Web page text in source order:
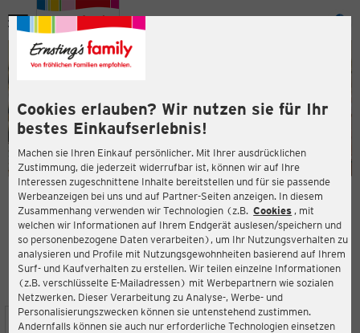
Cookies erlauben? Wir nutzen sie für Ihr
bestes Einkaufserlebnis!
Machen sie Ihren Einkauf persönlicher. Mit Ihrer ausdrücklichen
Zustimmung, die jederzeit widerrufbar ist, können wir auf Ihre
Interessen zugeschnittene Inhalte bereitstellen und für sie passende
Werbeanzeigen bei uns und auf Partner-Seiten anzeigen. In diesem
Zusammenhang verwenden wir Technologien (z.B. Cookies , mit
welchen wir Informationen auf Ihrem Endgerät auslesen/speichern und
so personenbezogene Daten verarbeiten), um Ihr Nutzungsverhalten zu
analysieren und Profile mit Nutzungsgewohnheiten basierend auf Ihrem
Surf- und Kaufverhalten zu erstellen. Wir teilen einzelne Informationen
(z.B. verschlüsselte E-Mailadressen) mit Werbepartnern wie sozialen
Netzwerken. Dieser Verarbeitung zu Analyse-, Werbe- und
Personalisierungszwecken können sie untenstehend zustimmen.
Andernfalls können sie auch nur erforderliche Technologien einsetzen
Menü
ERNSTING'S FAMILY FILIALE
Hospitalstraße 4
01796 Pirna
4,0
Bewertung:
STANDORT SERVICES SORTIMENT AKTIONEN